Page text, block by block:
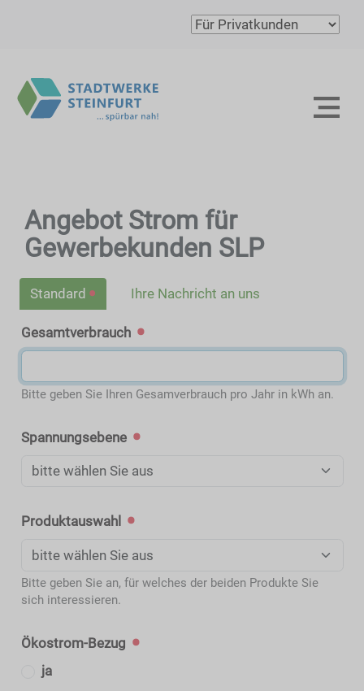
Angebot Strom für
Gewerbekunden SLP
Standard Ihre Nachricht an uns
Gesamtverbrauch
Bitte geben Sie Ihren Gesamverbrauch pro Jahr in kWh an.
Spannungsebene
Produktauswahl
Bitte geben Sie an, für welches der beiden Produkte Sie
sich interessieren.
Ökostrom-Bezug
ja